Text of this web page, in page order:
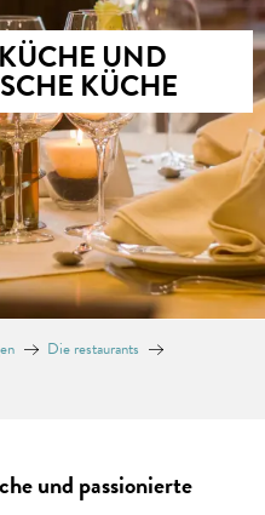
UND
KÜCHE
Die restaurants
und passionierte